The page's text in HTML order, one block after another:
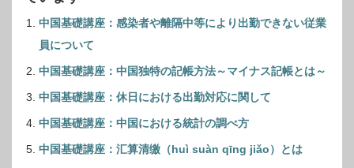
中国基礎講座：感染者や離隔中等により出勤できない従業
員について
中国基礎講座：中国独特の記帳方法～マイナス記帳とは～
中国基礎講座：休日における出勤対応に関して
中国基礎講座：中国における統計の調べ方
中国基礎講座：汇算清缴（huì suàn qīng jiǎo）とは